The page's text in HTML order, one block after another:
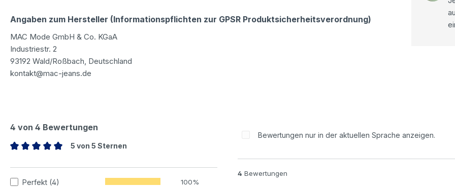
Angaben zum Hersteller (Informationspflichten zur GPSR Produktsicherheitsverordnung)
MAC Mode GmbH & Co. KGaA
Industriestr. 2
93192 Wald/Roßbach, Deutschland
kontakt@mac-jeans.de
4 von 4 Bewertungen
5 von 5 Sternen
Perfekt (4) 100%
Bewertungen nur in der aktuellen Sprache anzeigen.
4 Bewertungen